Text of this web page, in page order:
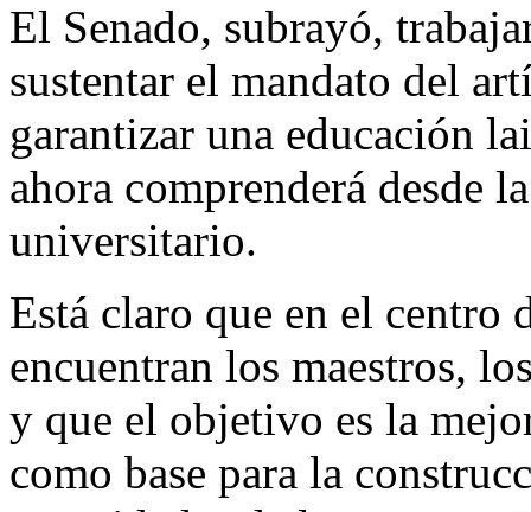
El Senado, subrayó,
sustentar el mandato del
garantizar una educación
ahora comprenderá desde
universitario.
Está claro que en el centro
encuentran los maestros,
y que el objetivo es la
como base para la